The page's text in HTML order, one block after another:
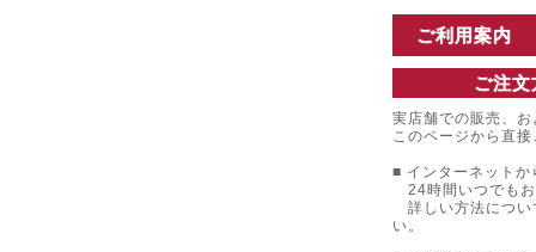
ご利用案内
ご注
実店舗での販売、
このページから直
■ インターネットか
24時間いつでも
詳しい方法につい
い。